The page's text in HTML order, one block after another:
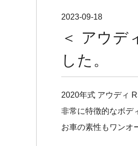
2023-09-18
＜ アウデ
した。
2020年式 アウディ
非常に特徴的なボデ
お車の素性もワンオ